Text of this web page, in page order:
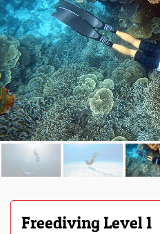
Freediving Level 1